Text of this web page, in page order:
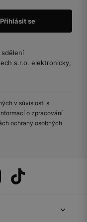
sdělení
s.r.o. elektronicky,
v súvislosti s
o zpracování
ochrany osobných